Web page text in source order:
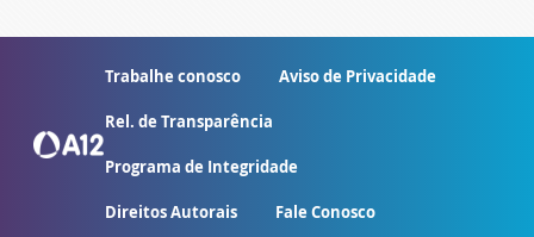
Trabalhe conosco Aviso de Privacidade
Rel. de Transparência
Programa de Integridade
Direitos Autorais Fale Conosco